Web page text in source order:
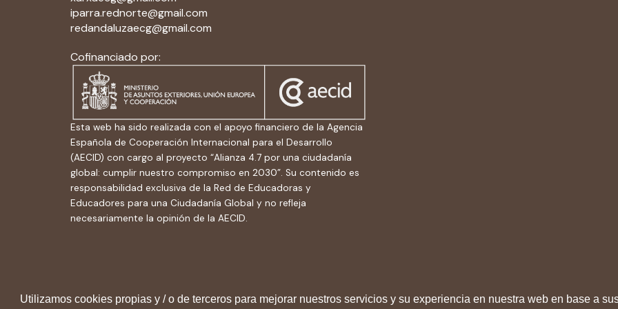
Utilizamos cookies propias y / o de terceros para mejorar nuestros servicios y su experiencia en nuestra web en base a
iparra.rednorte@gmail.com
redandaluzaecg@gmail.com
Cofinanciado por:
Esta web ha sido realizada con el apoyo financiero de la Agencia
Española de Cooperación Internacional para el Desarrollo
(AECID) con cargo al proyecto “Alianza 4.7 por una ciudadanía
global: cumplir nuestro compromiso en 2030”. Su contenido es
responsabilidad exclusiva de la Red de Educadoras y
Educadores para una Ciudadanía Global y no refleja
necesariamente la opinión de la AECID.